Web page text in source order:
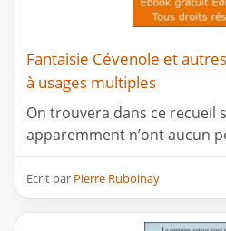
Fantaisie Cévenole et
à usages multiples
On trouvera dans ce recueil
apparemment n’ont aucun
Ecrit par Pierre Ruboinay